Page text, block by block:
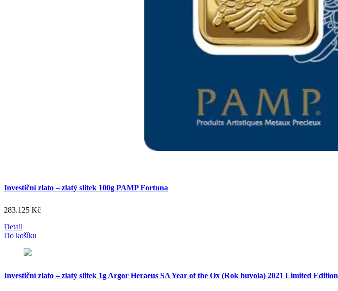
Investiční zlato – zlatý slitek 100g PAMP Fortuna
283.125 Kč
Detail
Do košíku
Investiční zlato – zlatý slitek 1g Argor Heraeus SA Year of the Ox (Rok buvola) 2021 Limited Edition